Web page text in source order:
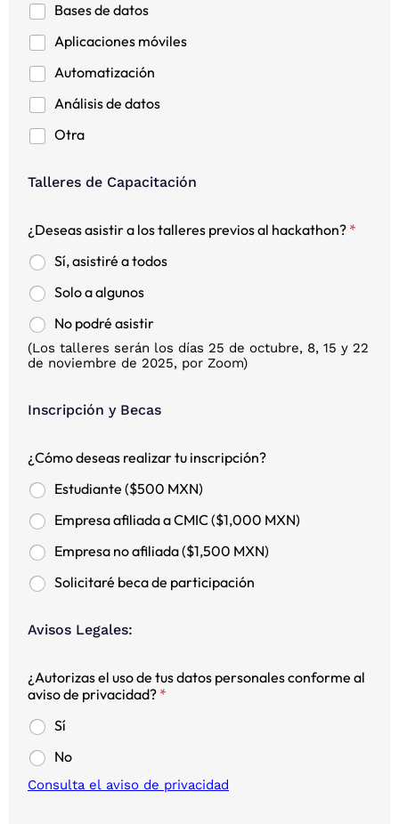
Bases de datos
Aplicaciones móviles
Automatización
Análisis de datos
Otra
Talleres de Capacitación
¿Deseas asistir a los talleres previos al hackathon? *
Sí, asistiré a todos
Solo a algunos
No podré asistir
(Los talleres serán los días 25 de octubre, 8, 15 y 22
de noviembre de 2025, por Zoom)
Inscripción y Becas
¿Cómo deseas realizar tu inscripción?
Estudiante ($500 MXN)
Empresa afiliada a CMIC ($1,000 MXN)
Empresa no afiliada ($1,500 MXN)
Solicitaré beca de participación
Avisos Legales:
¿Autorizas el uso de tus datos personales conforme al
aviso de privacidad? *
Sí
No
Consulta el aviso de privacidad